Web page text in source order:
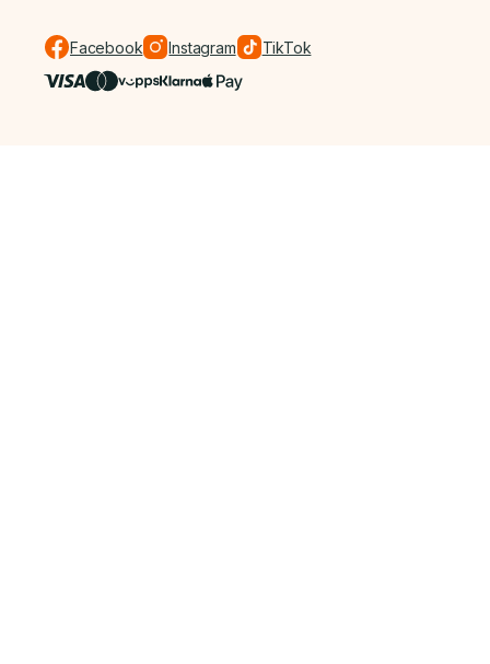
Facebook Instagram TikTok